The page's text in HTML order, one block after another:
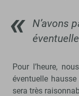
N’avons
Pour l’heure,
éventuelle
sera très